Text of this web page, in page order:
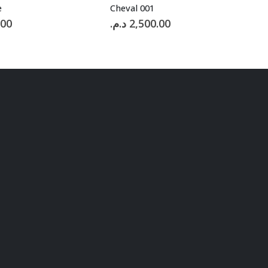
Cheval 001
2,500.00 د.م.